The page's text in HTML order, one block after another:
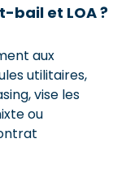
bail et LOA ?
aux
utilitaires,
vise les
ou